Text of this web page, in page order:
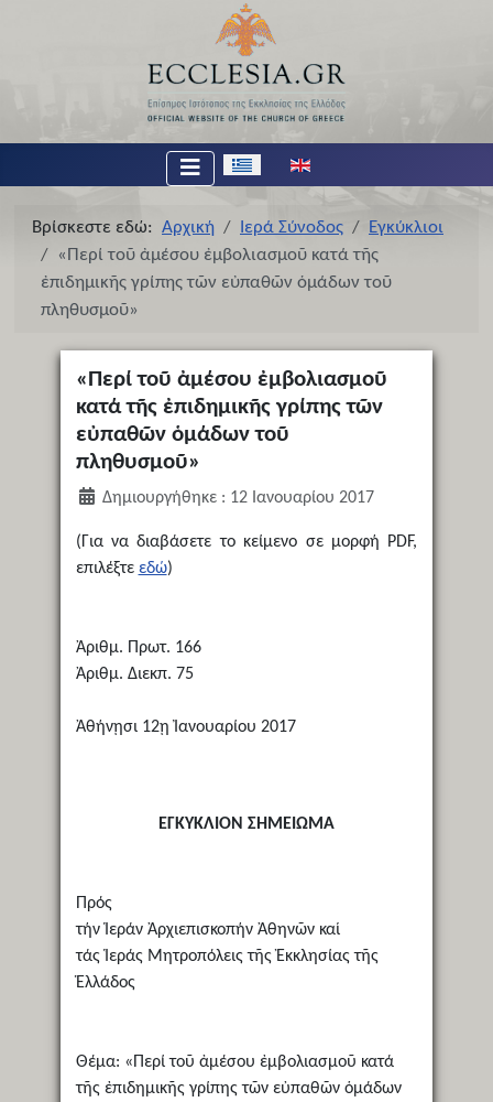
Επιλέξτε τη γλώσσα σας
Βρίσκεστε εδώ: Αρχική Ιερά Σύνοδος
Εγκύκλιοι
«Περί τοῦ ἀμέσου ἐμβολιασμοῦ κατά τῆς
ἐπιδημικῆς γρίπης τῶν εὐπαθῶν ὁμάδων τοῦ
πληθυσμοῦ»
«Περί τοῦ ἀμέσου ἐμβολιασμοῦ
κατά τῆς ἐπιδημικῆς γρίπης τῶν
εὐπαθῶν ὁμάδων τοῦ
πληθυσμοῦ»
Δημιουργήθηκε : 12 Ιανουαρίου 2017
(Για να διαβάσετε το κείμενο σε μορφή PDF,
επιλέξτε εδώ)
Ἀριθμ. Πρωτ. 166
Ἀριθμ. Διεκπ. 75
Ἀθήνῃσι 12ῃ Ἰανουαρίου 2017
ΕΓΚΥΚΛΙΟΝ ΣΗΜΕΙΩΜΑ
Πρός
τήν Ἱεράν Ἀρχιεπισκοπήν Ἀθηνῶν καί
τάς Ἱεράς Μητροπόλεις τῆς Ἐκκλησίας τῆς
Ἑλλάδος
Θέμα: «Περί τοῦ ἀμέσου ἐμβολιασμοῦ κατά
τῆς ἐπιδημικῆς γρίπης τῶν εὐπαθῶν ὁμάδων